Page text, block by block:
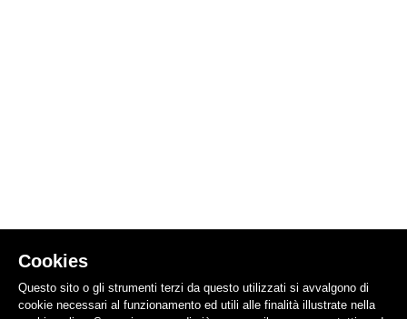
Cookies
Questo sito o gli strumenti terzi da questo utilizzati si avvalgono di
cookie necessari al funzionamento ed utili alle finalità illustrate nella